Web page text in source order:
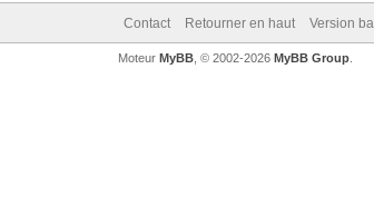
Contact Retourner en haut Version
Moteur MyBB, © 2002-2026 MyBB Group.